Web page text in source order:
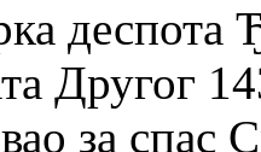
деспота
Другог
за